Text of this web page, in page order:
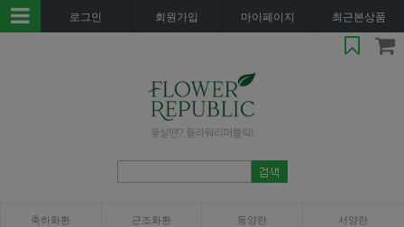
로그인 회원가입 마이페이지 최근본상품
축하화환 근조화환 동양란 서양란